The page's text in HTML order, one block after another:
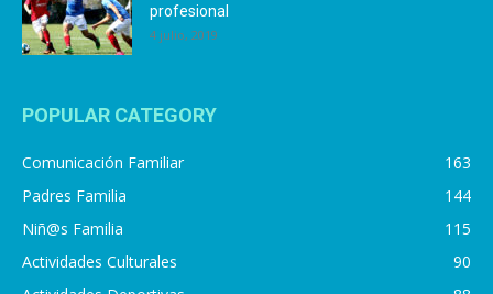
profesional
4 julio, 2019
POPULAR CATEGORY
Comunicación Familiar
163
Padres Familia
144
Niñ@s Familia
115
Actividades Culturales
90